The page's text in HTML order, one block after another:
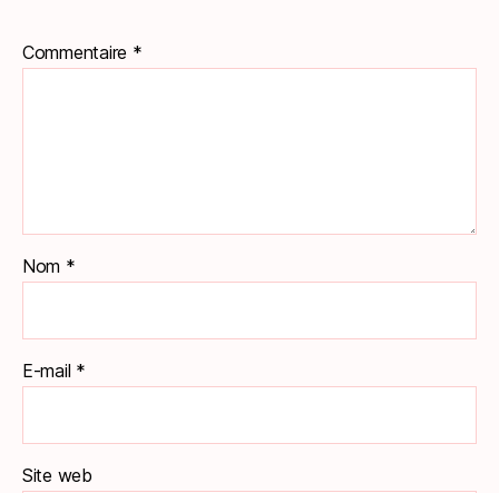
Commentaire *
Nom *
E-mail *
Site web